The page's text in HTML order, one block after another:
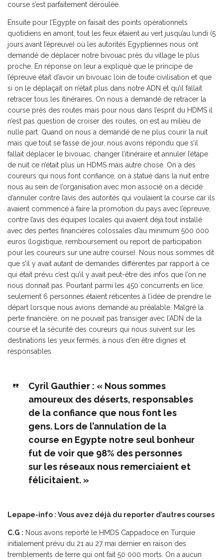
course s’est parfaitement déroulée.
Ensuite pour l’Egypte on faisait des points opérationnels
quotidiens en amont, tout les feux étaient au vert jusqu’au lundi (5
jours avant l’épreuve) où les autorités Egyptiennes nous ont
demandé de déplacer notre bivouac près du village le plus
proche. En réponse on leur a expliqué que le principe de
l’épreuve était d’avoir un bivouac loin de toute civilisation et que
si on le déplaçait on n’était plus dans notre ADN et qu’il fallait
retracer tous les itinéraires. On nous a demandé de retracer la
course près des routes mais pour nous dans l’esprit du HDMS il
n’est pas question de croiser des routes, on est au milieu de
nulle part. Quand on nous a demandé de ne plus courir la nuit
mais que tout se fasse de jour, nous avons répondu que s’il
fallait déplacer le bivouac, changer l’itinéraire et annuler l’étape
de nuit ce n’était plus un HDMS mais autre chose. On a des
coureurs qui nous font confiance, on a statué dans la nuit entre
nous au sein de l’organisation avec mon associé on a décidé
d’annuler contre l’avis des autorités qui voulaient la course car ils
avaient commencé à faire la promotion du pays avec l’épreuve,
contre l’avis des équipes locales qui avaient déjà tout installé
avec des pertes financières colossales d’au minimum 500 000
euros (logistique, remboursement ou report de participation
pour les coureurs sur une autre course). Nous nous sommes dit
que s’il y avait autant de demandes différentes par rapport à ce
qui était prévu c’est qu’il y avait peut-être des infos que l’on ne
nous donnait pas. Pourtant parmi les 450 concurrents en lice,
seulement 6 personnes étaient réticentes à l’idée de prendre le
départ lorsque nous avions demandé au préalable. Malgré la
perte financière, on ne pouvait pas transiger avec l’ADN de la
course et la sécurité des coureurs qui nous suivent sur les
destinations les yeux fermés, à nous d’en être dignes et
responsables.
Cyril Gauthier : « Nous sommes
amoureux des déserts, responsables
de la confiance que nous font les
gens. Lors de l’annulation de la
course en Egypte notre seul bonheur
fut de voir que 98% des personnes
sur les réseaux nous remerciaient et
félicitaient. »
Lepape-info : Vous avez déjà du reporter d’autres courses
C.G : Nous avons reporté le HMDS Cappadoce en Turquie
initialement prévu du 21 au 27 mai dernier en raison des
tremblements de terre qui ont fait 50 000 morts. On a aucun